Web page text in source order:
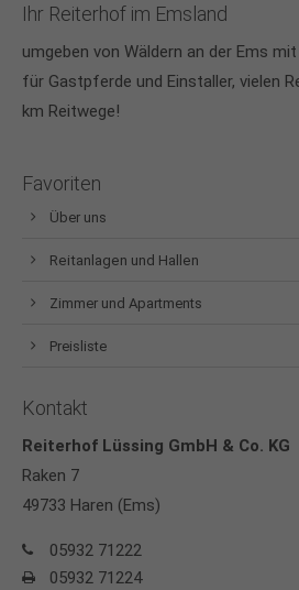
Ihr Reiterhof im Emsland
umgeben von Wäldern an der Ems
für Gastpferde und Einstaller, vielen
km Reitwege!
Favoriten
Über uns
Reitanlagen und Hallen
Zimmer und Apartments
Preisliste
Kontakt
Reiterhof Lüssing GmbH & Co. KG
Raken 7
49733 Haren (Ems)
05932 71222
05932 71224